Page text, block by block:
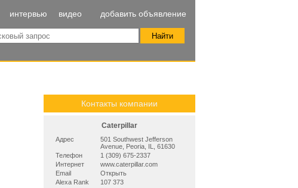
интервью видео добавить объявление
Контакты компании
Caterpillar
Адрес
501 Southwest Jefferson
Avenue, Peoria, IL, 61630
Телефон
1 (309) 675-2337
Интернет
www.caterpillar.com
Email
Открыть
Alexa Rank
107 373